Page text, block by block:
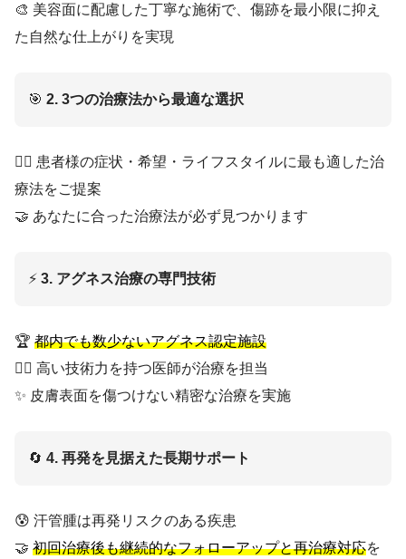
🎨 美容面に配慮した丁寧な施術で、傷跡を最小限に抑え
た自然な仕上がりを実現
🎯 2. 3つの治療法から最適な選択
👨‍⚕️ 患者様の症状・希望・ライフスタイルに最も適した治
療法をご提案
🤝 あなたに合った治療法が必ず見つかります
⚡ 3. アグネス治療の専門技術
🏆 都内でも数少ないアグネス認定施設
👨‍⚕️ 高い技術力を持つ医師が治療を担当
✨ 皮膚表面を傷つけない精密な治療を実施
🔄 4. 再発を見据えた長期サポート
😰 汗管腫は再発リスクのある疾患
🤝 初回治療後も継続的なフォローアップと再治療対応を